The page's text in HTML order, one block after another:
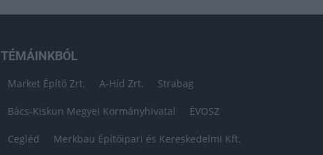
TÉMÁINKBÓL
Market Építő Zrt. A-Híd Zrt. Strabag
Bács-Kiskun Megyei Kormányhivatal ÉVOSZ
Cegléd Merkbau Építőipari és Kereskedelmi Kft.